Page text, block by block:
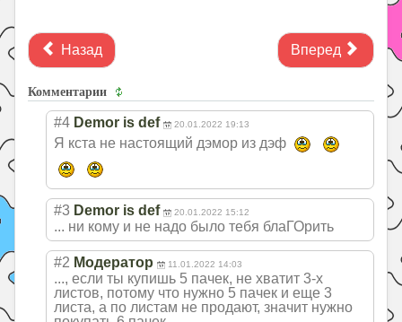
Назад Вперед
Комментарии
#4 Demor is def 20.01.2022 19:13
Я кста не настоящий дэмор из дэф
#3 Demor is def 20.01.2022 15:12
... ни кому и не надо было тебя блаГОрить
#2 Модератор 11.01.2022 14:03
..., если ты купишь 5 пачек, не хватит 3-х
листов, потому что нужно 5 пачек и еще 3
листа, а по листам не продают, значит нужно